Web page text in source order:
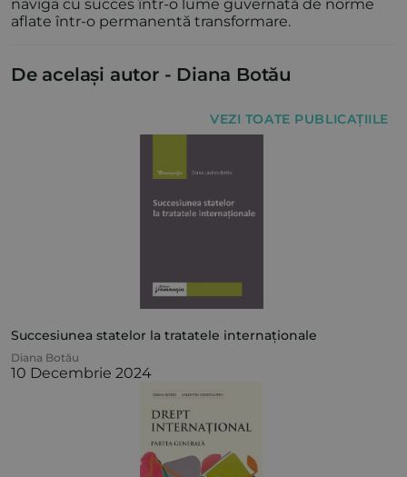
naviga cu succes într-o lume guvernată de norme
aflate într-o permanentă transformare.
De același autor - Diana Botău
VEZI TOATE PUBLICAȚIILE
Succesiunea statelor la tratatele internaționale
Diana Botău
10 Decembrie 2024